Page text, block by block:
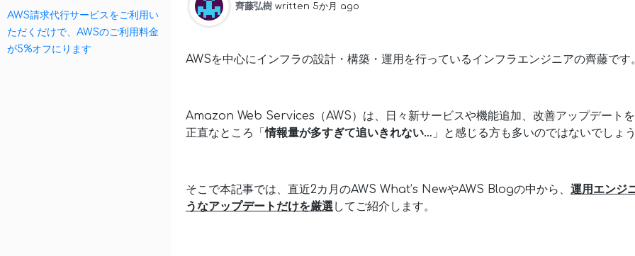
AWS請求代行サービスをご利用い
ただくだけで、AWSのご利用料金
が5%オフにります
齊藤弘樹 written 5か月 ago
AWSを中心にインフラの設計・構築・運用を行っているインフラエンジニアの齊藤です
Amazon Web Services（AWS）は、日々新サービスや機能追加、改善アップデート
正直なところ「情報量が多すぎて追いきれない… 」と感じる方も多いのではないでしょ
そこで本記事では、直近2カ月のAWS What’s NewやAWS Blogの中から、 運用エンジ
うなアップデートだけを厳選してご紹介します。